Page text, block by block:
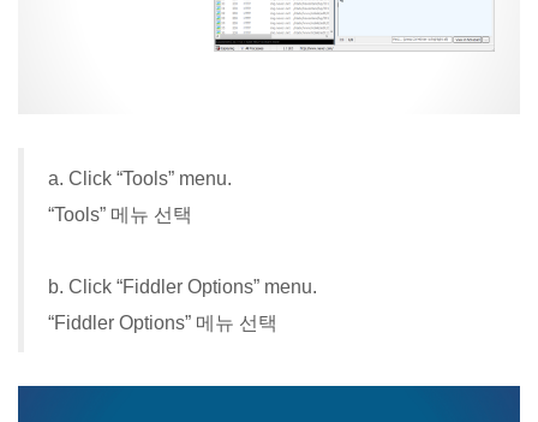
a. Click “Tools” menu.
“Tools” 메뉴 선택
b. Click “Fiddler Options” menu.
“Fiddler Options” 메뉴 선택